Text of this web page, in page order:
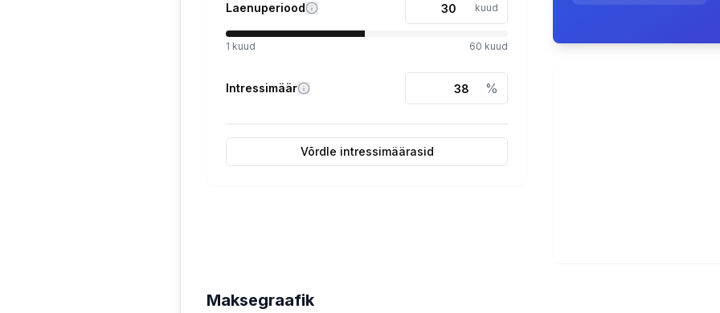
Laenuperiood kuud
1 kuud 60 kuud
Intressimäär %
Võrdle intressimäärasid
Maksegraafik